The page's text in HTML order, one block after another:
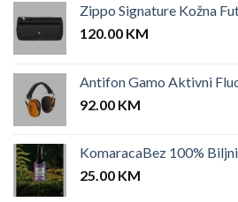
Zippo Signature Kožna
120.00 KM
Antifon Gamo Aktivni
92.00 KM
KomaracaBez 100%
25.00 KM